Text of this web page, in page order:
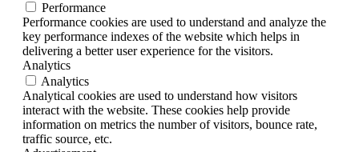
Performance
Performance cookies are used to understand and analyze the
key performance indexes of the website which helps in
delivering a better user experience for the visitors.
Analytics
Analytics
Analytical cookies are used to understand how visitors
interact with the website. These cookies help provide
information on metrics the number of visitors, bounce rate,
traffic source, etc.